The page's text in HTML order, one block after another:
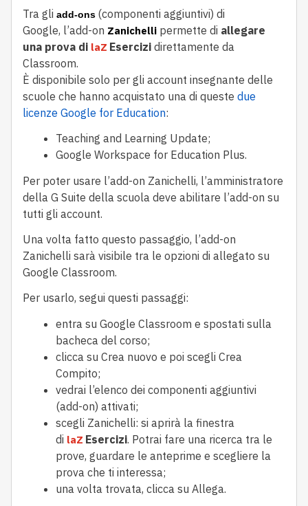
Tra gli add-ons (componenti aggiuntivi) di
Google, l’add-on Zanichelli permette di allegare
una prova di laZ Esercizi direttamente da
Classroom.
È disponibile solo per gli account insegnante delle
scuole che hanno acquistato una di queste due
licenze Google for Education:
Teaching and Learning Update;
Google Workspace for Education Plus.
Per poter usare l’add-on Zanichelli, l’amministratore
della G Suite della scuola deve abilitare l’add-on su
tutti gli account.
Una volta fatto questo passaggio, l’add-on
Zanichelli sarà visibile tra le opzioni di allegato su
Google Classroom.
Per usarlo, segui questi passaggi:
entra su Google Classroom e spostati sulla
bacheca del corso;
clicca su Crea nuovo e poi scegli Crea
Compito;
vedrai l’elenco dei componenti aggiuntivi
(add-on) attivati;
scegli Zanichelli: si aprirà la finestra
di laZ Esercizi. Potrai fare una ricerca tra le
prove, guardare le anteprime e scegliere la
prova che ti interessa;
una volta trovata, clicca su Allega.